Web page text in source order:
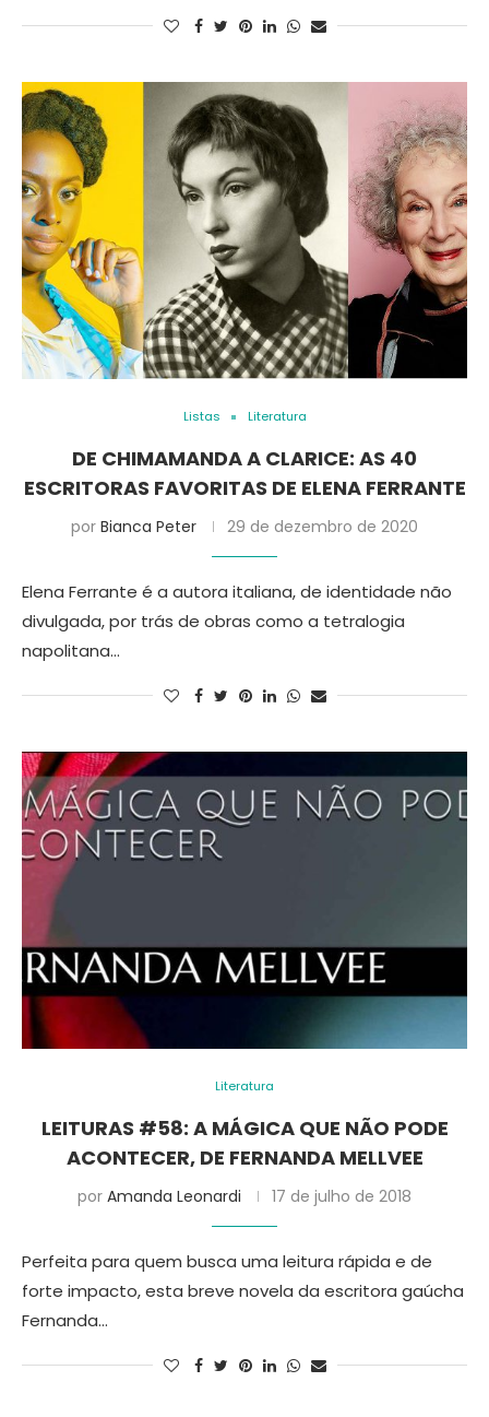
Listas Literatura
DE CHIMAMANDA A CLARICE: AS 40
ESCRITORAS FAVORITAS DE ELENA FERRANTE
por Bianca Peter 29 de dezembro de 2020
Elena Ferrante é a autora italiana, de identidade não
divulgada, por trás de obras como a tetralogia
napolitana…
Literatura
LEITURAS #58: A MÁGICA QUE NÃO PODE
ACONTECER, DE FERNANDA MELLVEE
por Amanda Leonardi 17 de julho de 2018
Perfeita para quem busca uma leitura rápida e de
forte impacto, esta breve novela da escritora gaúcha
Fernanda…